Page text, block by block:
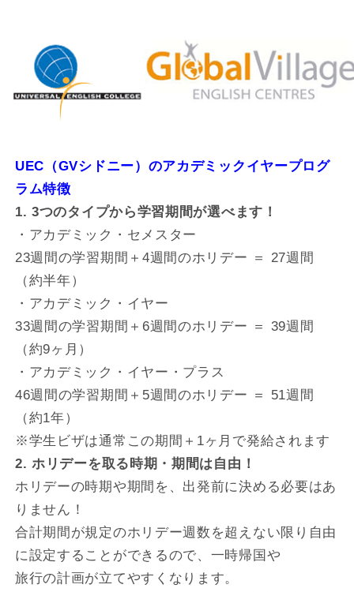
UEC（GVシドニー）のアカデミックイヤープログ
ラム特徴
1. 3つのタイプから学習期間が選べます！
・アカデミック・セメスター
23週間の学習期間＋4週間のホリデー ＝ 27週間
（約半年）
・アカデミック・イヤー
33週間の学習期間＋6週間のホリデー ＝ 39週間
（約9ヶ月）
・アカデミック・イヤー・プラス
46週間の学習期間＋5週間のホリデー ＝ 51週間
（約1年）
※学生ビザは通常この期間＋1ヶ月で発給されます
2. ホリデーを取る時期・期間は自由！
ホリデーの時期や期間を、出発前に決める必要はあ
りません！
合計期間が規定のホリデー週数を超えない限り自由
に設定することができるので、一時帰国や
旅行の計画が立てやすくなります。